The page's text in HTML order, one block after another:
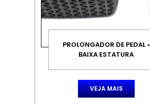
PROLONGADOR DE PEDAL •
BAIXA ESTATURA
VEJA MAIS